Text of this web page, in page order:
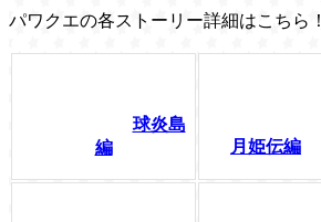
パワクエの各ストーリー詳細はこちら！
球炎島
編
月姫伝編